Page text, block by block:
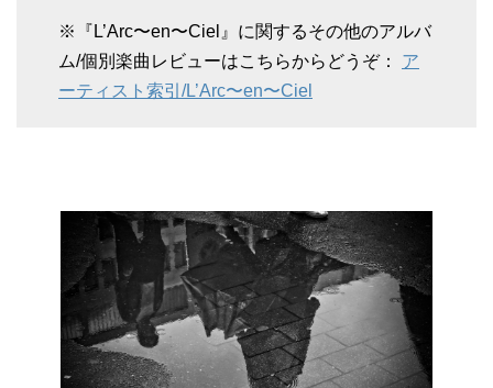
※『L’Arc〜en〜Ciel』に関するその他のアルバ
ム/個別楽曲レビューはこちらからどうぞ： ア
ーティスト索引/L’Arc〜en〜Ciel